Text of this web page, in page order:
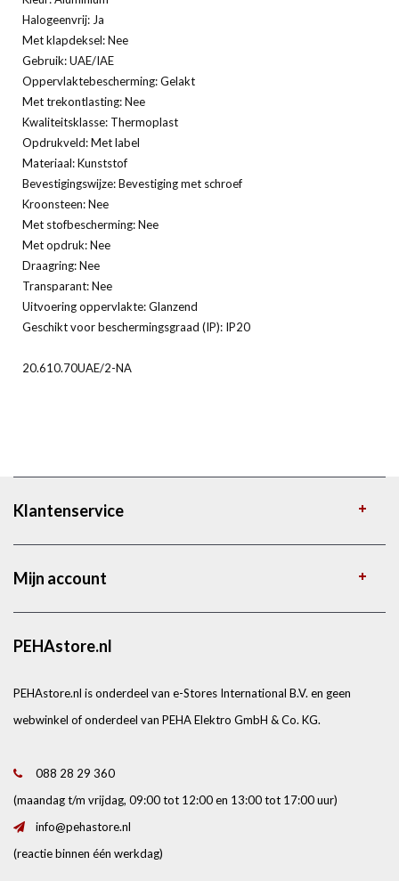
Halogeenvrij: Ja
Met klapdeksel: Nee
Gebruik: UAE/IAE
Oppervlaktebescherming: Gelakt
Met trekontlasting: Nee
Kwaliteitsklasse: Thermoplast
Opdrukveld: Met label
Materiaal: Kunststof
Bevestigingswijze: Bevestiging met schroef
Kroonsteen: Nee
Met stofbescherming: Nee
Met opdruk: Nee
Draagring: Nee
Transparant: Nee
Uitvoering oppervlakte: Glanzend
Geschikt voor beschermingsgraad (IP): IP20
20.610.70UAE/2-NA
Klantenservice
Mijn account
PEHAstore.nl
PEHAstore.nl is onderdeel van e-Stores International B.V. en geen
webwinkel of onderdeel van PEHA Elektro GmbH & Co. KG.
088 28 29 360
(maandag t/m vrijdag, 09:00 tot 12:00 en 13:00 tot 17:00 uur)
info@pehastore.nl
(reactie binnen één werkdag)